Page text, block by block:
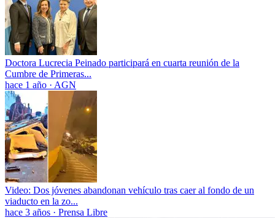
Doctora Lucrecia Peinado participará en cuarta reunión de la
Cumbre de Primeras...
hace 1 año · AGN
Video: Dos jóvenes abandonan vehículo tras caer al fondo de un
viaducto en la zo...
hace 3 años · Prensa Libre